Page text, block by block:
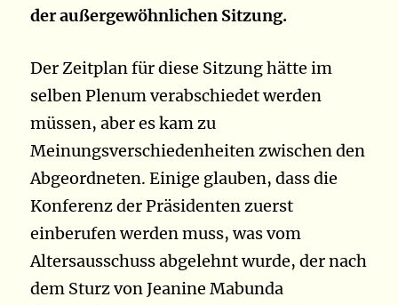
der außergewöhnlichen Sitzung.
Der Zeitplan für diese Sitzung hätte im
selben Plenum verabschiedet werden
müssen, aber es kam zu
Meinungsverschiedenheiten zwischen den
Abgeordneten. Einige glauben, dass die
Konferenz der Präsidenten zuerst
einberufen werden muss, was vom
Altersausschuss abgelehnt wurde, der nach
dem Sturz von Jeanine Mabunda